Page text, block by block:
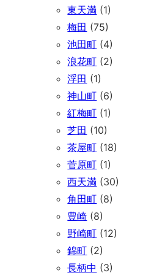
東天満 (1)
梅田 (75)
池田町 (4)
浪花町 (2)
浮田 (1)
神山町 (6)
紅梅町 (1)
芝田 (10)
茶屋町 (18)
菅原町 (1)
西天満 (30)
角田町 (8)
豊崎 (8)
野崎町 (12)
錦町 (2)
長柄中 (3)